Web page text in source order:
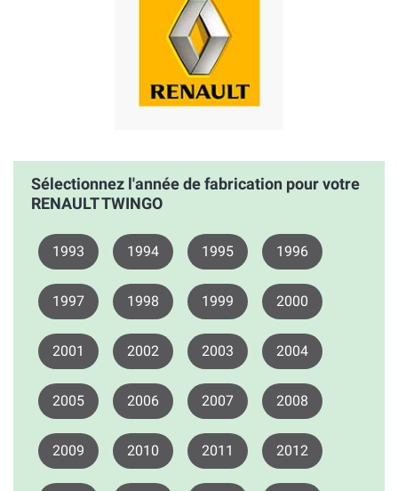
Sélectionnez l'année de fabrication pour votre
RENAULT TWINGO
1993 1994 1995 1996
1997 1998 1999 2000
2001 2002 2003 2004
2005 2006 2007 2008
2009 2010 2011 2012